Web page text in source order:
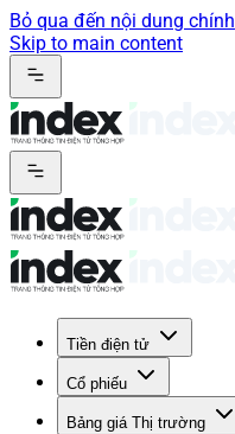
Bỏ qua đến nội dung chính
Skip to main content
Tiền điện tử
Cổ phiếu
Bảng giá Thị trường